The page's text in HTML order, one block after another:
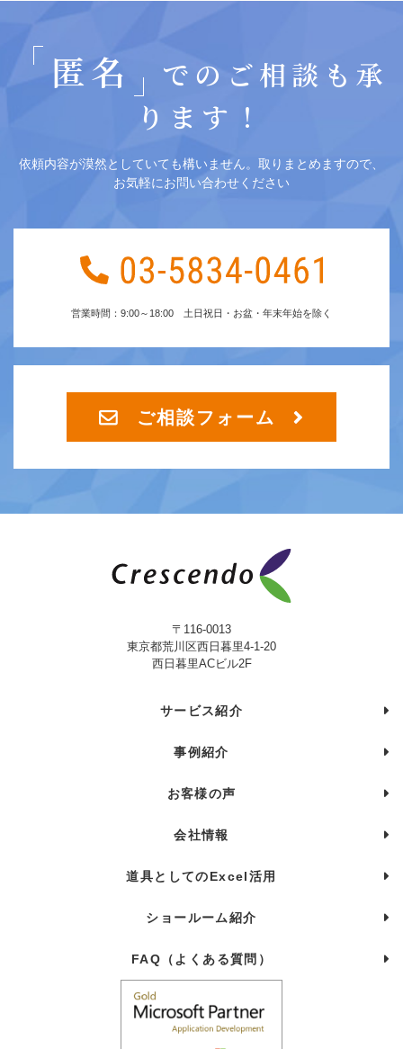
匿名
でのご相談も承
ります！
依頼内容が漠然としていても構いません。取りまとめますので、
お気軽にお問い合わせください
営業時間：9:00～18:00 土日祝日・お盆・年末年始を除く
ご相談フォーム
〒116-0013
東京都荒川区西日暮里4-1-20
西日暮里ACビル2F
サービス紹介
事例紹介
お客様の声
会社情報
道具としてのExcel活用
ショールーム紹介
FAQ（よくある質問）